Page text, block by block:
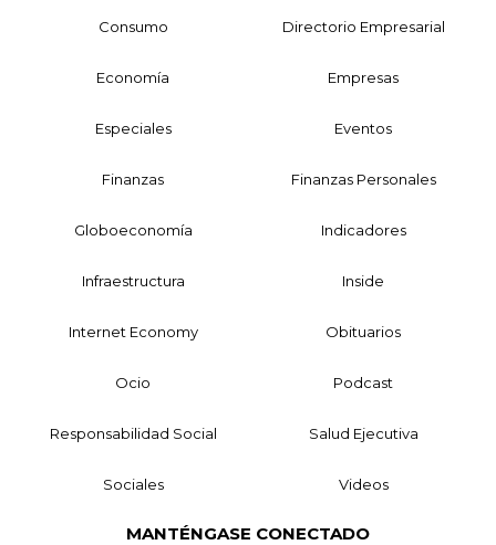
Consumo Directorio Empresarial
Economía Empresas
Especiales Eventos
Finanzas Finanzas Personales
Globoeconomía Indicadores
Infraestructura Inside
Internet Economy Obituarios
Ocio Podcast
Responsabilidad Social Salud Ejecutiva
Sociales Videos
MANTÉNGASE CONECTADO